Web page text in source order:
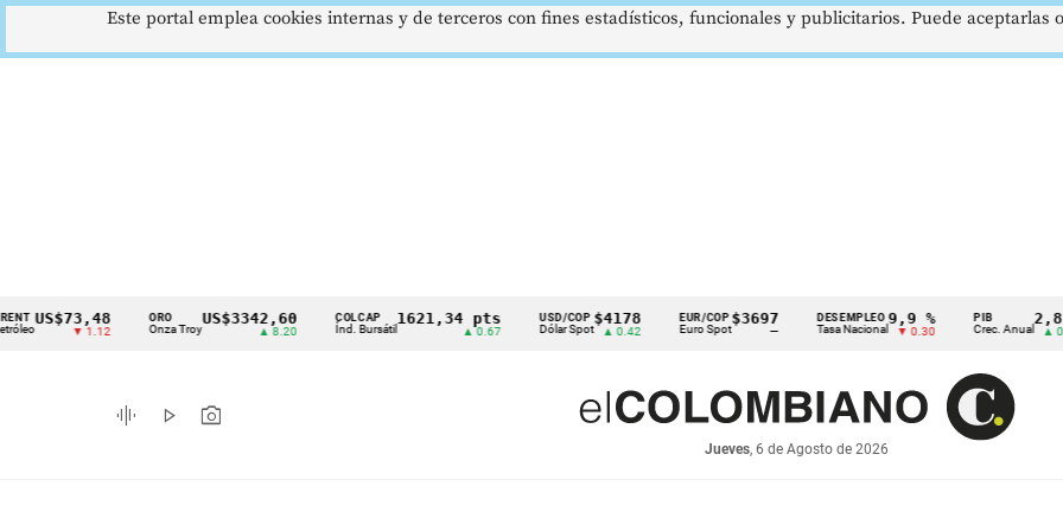
Cintillo
indicadores
económicos
▼ 1.12
ORO
Onza Troy
US$3342,60 COLCAP
Índ. Bursátil
1621,34 pts USD/COP
Dólar Spot
$4178
▲ 0.42
EUR/COP
Euro Spot
$3697
—
DESEMPLEO
Tasa Nacional
9,9 %
▼ 0.30
PIB
Crec. Anual
2,8 %
▲ 0.10
graphic_eq play_arrow photo_camera
Jueves, 6 de Agosto de 2026
Este portal emplea cookies internas y de terceros con fines estadísticos, funcionales y publicitarios. Puede aceptarlas